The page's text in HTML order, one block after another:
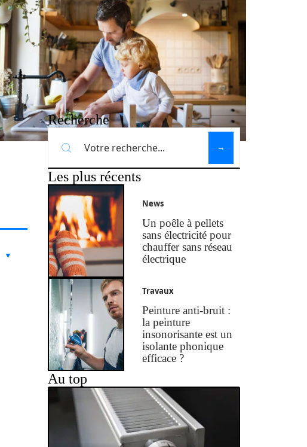
Recherche
Les plus récents
News
Un poêle à pellets
sans électricité pour
chauffer sans réseau
électrique
Travaux
Peinture anti-bruit :
la peinture
insonorisante est un
isolante phonique
efficace ?
Au top